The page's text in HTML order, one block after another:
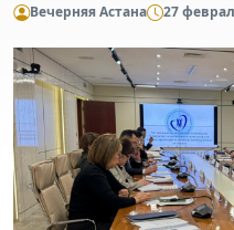
Вечерняя Астана 27